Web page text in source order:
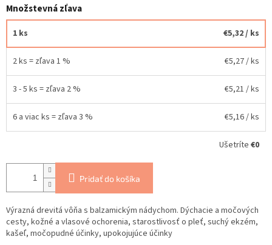
Množstevná zľava
1 ks €5,32/ ks
2 ks = zľava 1 % €5,27/ ks
3 - 5 ks = zľava 2 % €5,21 / ks
6 a viac ks = zľava 3 % €5,16/ ks
Ušetríte €0
Pridať do košíka
Výrazná drevitá vôňa s balzamickým nádychom. Dýchacie a močových
cesty, kožné a vlasové ochorenia, starostlivosť o pleť, suchý ekzém,
kašeľ, močopudné účinky, upokojujúce účinky